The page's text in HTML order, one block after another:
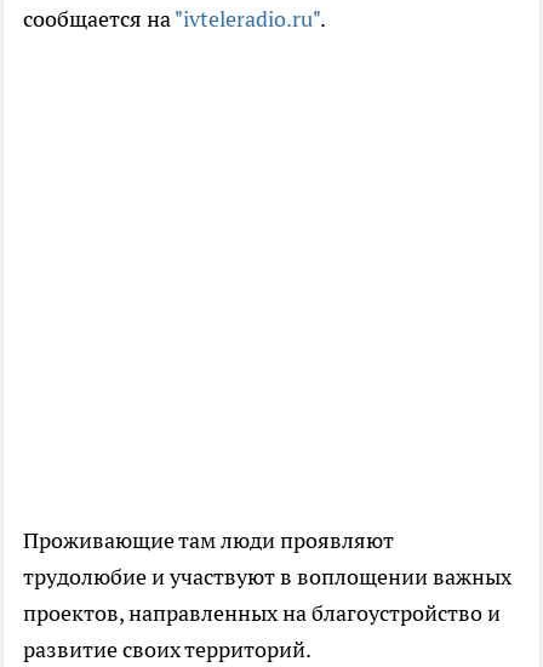
сообщается на"ivteleradio.ru".
Проживающие там люди проявляют
трудолюбие и участвуют в воплощении важных
проектов, направленных на благоустройство и
развитие своих территорий.